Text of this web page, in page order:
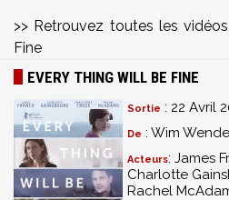
>> Retrouvez toutes les
Fine
EVERY THING WILL BE FINE
Sortie : 22 Avril
De : Wim
Acteurs: James
Charlotte
Rachel